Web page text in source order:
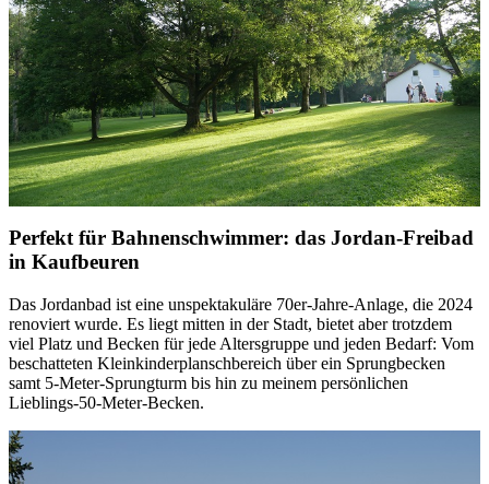
Perfekt für Bahnenschwimmer: das Jordan-Freibad
in Kaufbeuren
Das Jordanbad ist eine unspektakuläre 70er-Jahre-Anlage, die 2024
renoviert wurde. Es liegt mitten in der Stadt, bietet aber trotzdem
viel Platz und Becken für jede Altersgruppe und jeden Bedarf: Vom
beschatteten Kleinkinderplanschbereich über ein Sprungbecken
samt 5-Meter-Sprungturm bis hin zu meinem persönlichen
Lieblings-50-Meter-Becken.